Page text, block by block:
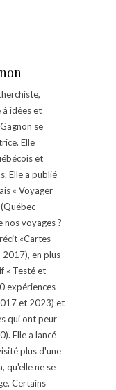
à idées et
se
Elle
et
Elle a publié
« Voyager
voyages ?
«Cartes
2017), en plus
« Testé et
expériences
et 2023) et
qui ont peur
Elle a lancé
plus d'une
qu'elle ne se
Certains